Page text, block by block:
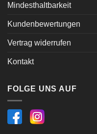
Mindesthaltbarkeit
Kundenbewertungen
Vertrag widerrufen
Kontakt
FOLGE UNS AUF